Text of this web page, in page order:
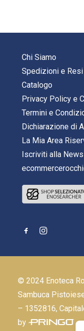
Chi Siamo
Spedizioni e Resi
Catalogo
Privacy Policy e
Termini e
Dichiarazione di
La Mia Area
Iscriviti alla
© 2024 Enoteca
Sambuca
– 1352816,
by